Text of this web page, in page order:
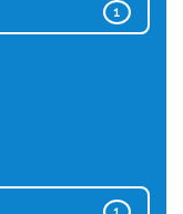
1